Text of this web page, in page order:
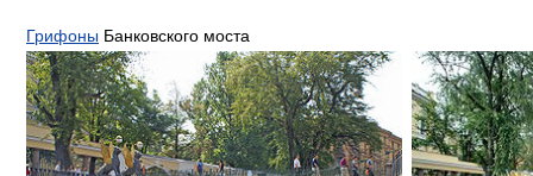
Грифоны Банковского моста